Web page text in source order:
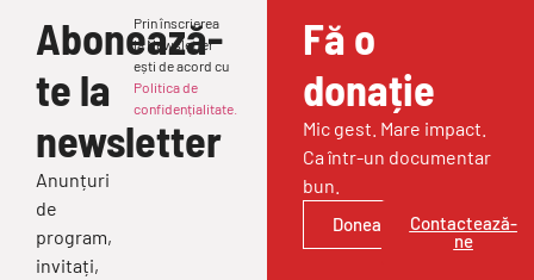
Abonează-
te la
newsletter
Anunțuri
de
program,
invitați,
Prin înscrierea
la Newsletter
ești de acord cu
Politica de
confidențialitate.
Fă o
donație
Mic gest. Mare impact.
Ca într-un documentar
bun.
Donează
Contactează-
ne